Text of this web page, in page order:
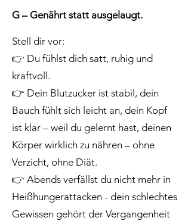
G – Genährt statt ausgelaugt.
Stell dir vor:
👉 Du fühlst dich satt, ruhig und
kraftvoll.
👉 Dein Blutzucker ist stabil, dein
Bauch fühlt sich leicht an, dein Kopf
ist klar – weil du gelernt hast, deinen
Körper wirklich zu nähren – ohne
Verzicht, ohne Diät.
👉 Abends verfällst du nicht mehr in
Heißhungerattacken - dein schlechtes
Gewissen gehört der Vergangenheit